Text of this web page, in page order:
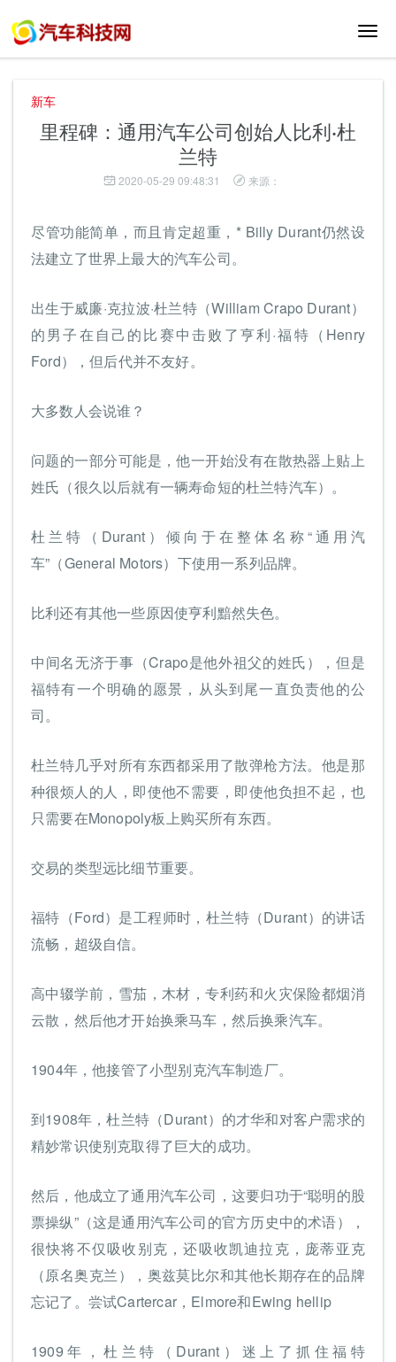
切
新车
里程碑：通用汽车公司创始人比利·杜
兰特
2020-05-29 09:48:31 来源：
尽管功能简单，而且肯定超重，* Billy Durant仍然设
法建立了世界上最大的汽车公司。
出生于威廉·克拉波·杜兰特（William Crapo Durant）
的男子在自己的比赛中击败了亨利·福特（Henry
Ford），但后代并不友好。
大多数人会说谁？
问题的一部分可能是，他一开始没有在散热器上贴上
姓氏（很久以后就有一辆寿命短的杜兰特汽车）。
杜兰特（Durant）倾向于在整体名称“通用汽
车”（General Motors）下使用一系列品牌。
比利还有其他一些原因使亨利黯然失色。
中间名无济于事（Crapo是他外祖父的姓氏），但是
福特有一个明确的愿景，从头到尾一直负责他的公
司。
杜兰特几乎对所有东西都采用了散弹枪方法。他是那
种很烦人的人，即使他不需要，即使他负担不起，也
只需要在Monopoly板上购买所有东西。
交易的类型远比细节重要。
福特（Ford）是工程师时，杜兰特（Durant）的讲话
流畅，超级自信。
高中辍学前，雪茄，木材，专利药和火灾保险都烟消
云散，然后他才开始换乘马车，然后换乘汽车。
1904年，他接管了小型别克汽车制造厂。
到1908年，杜兰特（Durant）的才华和对客户需求的
精妙常识使别克取得了巨大的成功。
然后，他成立了通用汽车公司，这要归功于“聪明的股
票操纵”（这是通用汽车公司的官方历史中的术语），
很快将不仅吸收别克，还吸收凯迪拉克，庞蒂亚克
（原名奥克兰），奥兹莫比尔和其他长期存在的品牌
忘记了。尝试Cartercar，Elmore和Ewing hellip
1909年，杜兰特（Durant）迷上了抓住福特